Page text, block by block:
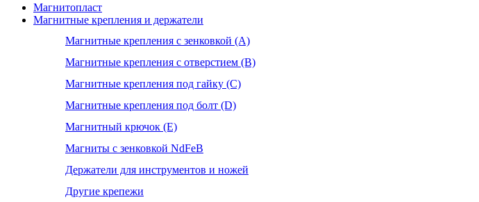
Магнитопласт
Магнитные крепления и держатели
Магнитные крепления с зенковкой (А)
Магнитные крепления с отверстием (В)
Магнитные крепления под гайку (С)
Магнитные крепления под болт (D)
Магнитный крючок (Е)
Магниты с зенковкой NdFeB
Держатели для инструментов и ножей
Другие крепежи